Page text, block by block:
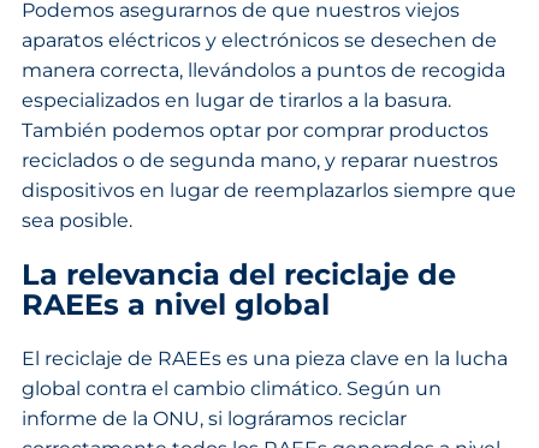
Podemos asegurarnos de que nuestros viejos
aparatos eléctricos y electrónicos se desechen de
manera correcta, llevándolos a puntos de recogida
especializados en lugar de tirarlos a la basura.
También podemos optar por comprar productos
reciclados o de segunda mano, y reparar nuestros
dispositivos en lugar de reemplazarlos siempre que
sea posible.
La relevancia del reciclaje de
RAEEs a nivel global
El reciclaje de RAEEs es una pieza clave en la lucha
global contra el cambio climático. Según un
informe de la ONU, si lográramos reciclar